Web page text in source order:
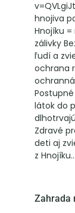
hnojiva
Hnojíku
zálivky
ľudí a
ochrana
látok do
Zdravé
deti aj
z Hnojíku...
Zahrada